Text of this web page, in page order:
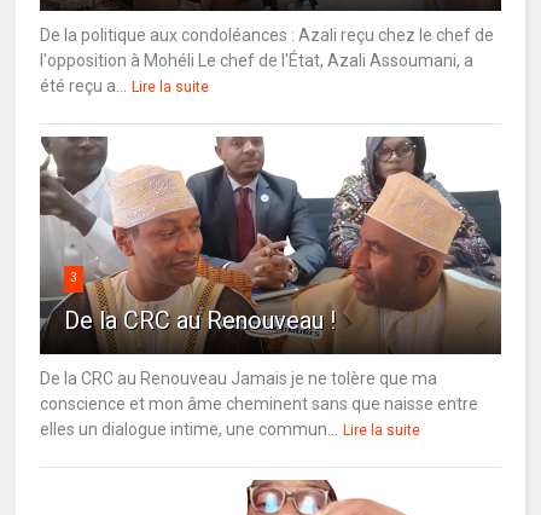
De la politique aux condoléances : Azali reçu chez le chef de
l'opposition à Mohéli Le chef de l'État, Azali Assoumani, a
été reçu a...
Lire la suite
3
De la CRC au Renouveau !
De la CRC au Renouveau Jamais je ne tolère que ma
conscience et mon âme cheminent sans que naisse entre
elles un dialogue intime, une commun...
Lire la suite